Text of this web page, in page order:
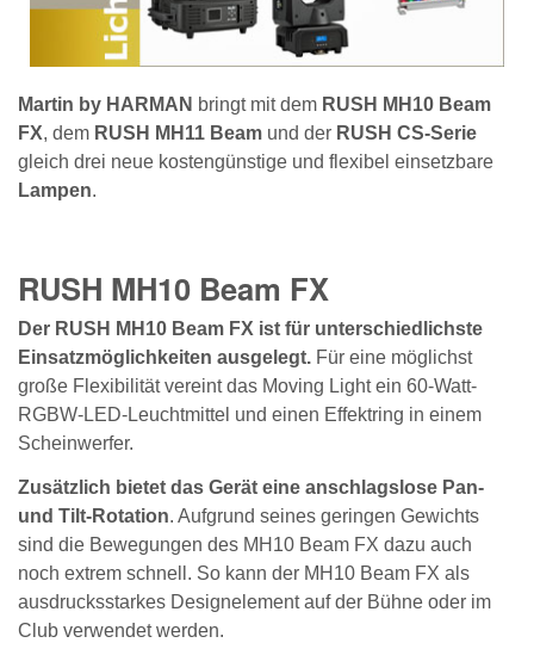
Martin by HARMAN bringt mit dem RUSH MH10 Beam
FX, dem RUSH MH11 Beam und der RUSH CS-Serie
gleich drei neue kostengünstige und flexibel einsetzbare
Lampen.
RUSH MH10 Beam FX
Der RUSH MH10 Beam FX ist für unterschiedlichste
Einsatzmöglichkeiten ausgelegt. Für eine möglichst
große Flexibilität vereint das Moving Light ein 60-Watt-
RGBW-LED-Leuchtmittel und einen Effektring in einem
Scheinwerfer.
Zusätzlich bietet das Gerät eine anschlagslose Pan-
und Tilt-Rotation. Aufgrund seines geringen Gewichts
sind die Bewegungen des MH10 Beam FX dazu auch
noch extrem schnell. So kann der MH10 Beam FX als
ausdrucksstarkes Designelement auf der Bühne oder im
Club verwendet werden.